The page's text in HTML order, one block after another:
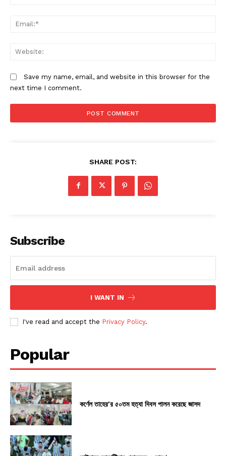
Save my name, email, and website in this browser for the
next time I comment.
SHARE POST:
Subscribe
I WANT IN
I've read and accept the Privacy Policy.
Popular
কর্ণেল তাহের’র ৫০তম হত্যা দিবস পালন করেছে জাসদ